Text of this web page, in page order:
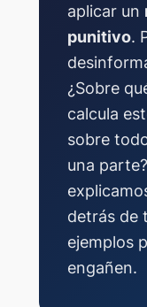
aplicar un
punitivo.
¿Sobre
calcula
sobre
una
detrás de
ejemplos
engañen.